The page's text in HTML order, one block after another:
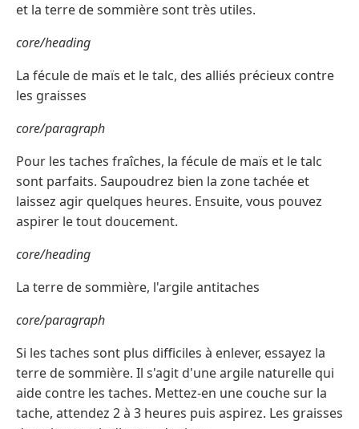
et la terre de sommière sont très utiles.
core/heading
La fécule de maïs et le talc, des alliés précieux contre
les graisses
core/paragraph
Pour les taches fraîches, la fécule de maïs et le talc
sont parfaits. Saupoudrez bien la zone tachée et
laissez agir quelques heures. Ensuite, vous pouvez
aspirer le tout doucement.
core/heading
La terre de sommière, l'argile antitaches
core/paragraph
Si les taches sont plus difficiles à enlever, essayez la
terre de sommière. Il s'agit d'une argile naturelle qui
aide contre les taches. Mettez-en une couche sur la
tache, attendez 2 à 3 heures puis aspirez. Les graisses